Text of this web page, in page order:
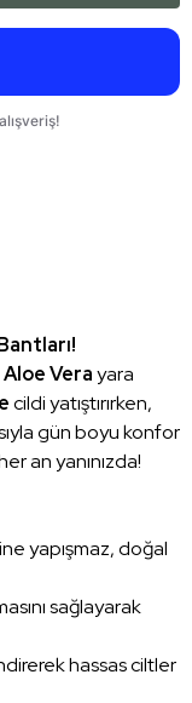
Aloe Verayara
cildi yatıştırırken,
gün boyu konfor
an yanınızda!
yapışmaz, doğal
sağlayarak
hassas ciltler